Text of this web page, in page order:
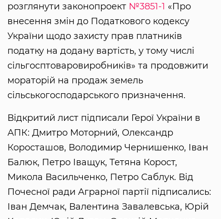
розглянути законопроект №3851-1 «Про
внесення змін до Податкового кодексу
України щодо захисту прав платників
податку на додану вартість, у тому числі
сільгосптоваровиробників» та продовжити
мораторій на продаж земель
сільськогосподарського призначення.
Відкритий лист підписали Герої України в
АПК: Дмитро Моторний, Олександр
Коросташов, Володимир Чернишенко, Іван
Балюк, Петро Іващук, Тетяна Корост,
Микола Васильченко, Петро Саблук. Від
Почесної ради Аграрної партії підписались:
Іван Демчак, Валентина Завалевська, Юрій